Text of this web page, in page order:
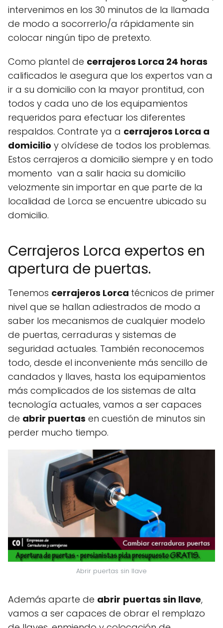
intervenimos en los 30 minutos de la llamada
de modo a socorrerlo/a rápidamente sin
colocar ningún tipo de pretexto.
Como plantel de cerrajeros Lorca 24 horas
calificados le asegura que los expertos van a
ir a su domicilio con la mayor prontitud, con
todos y cada uno de los equipamientos
requeridos para efectuar los diferentes
respaldos. Contrate ya a cerrajeros Lorca a
domicilio y olvídese de todos los problemas.
Estos cerrajeros a domicilio siempre y en todo
momento van a salir hacia su domicilio
velozmente sin importar en que parte de la
localidad de Lorca se encuentre ubicado su
domicilio.
Cerrajeros Lorca expertos en
apertura de puertas.
Tenemos cerrajeros Lorca técnicos de primer
nivel que se hallan adiestrados de modo a
saber los mecanismos de cualquier modelo
de puertas, cerraduras y sistemas de
seguridad actuales. También reconocemos
todo, desde el inconveniente más sencillo de
candados y llaves, hasta los equipamientos
más complicados de los sistemas de alta
tecnología actuales, vamos a ser capaces
de abrir puertas en cuestión de minutos sin
perder mucho tiempo.
Abrir puertas sin llave
Además aparte de abrir puertas sin llave,
vamos a ser capaces de obrar el remplazo